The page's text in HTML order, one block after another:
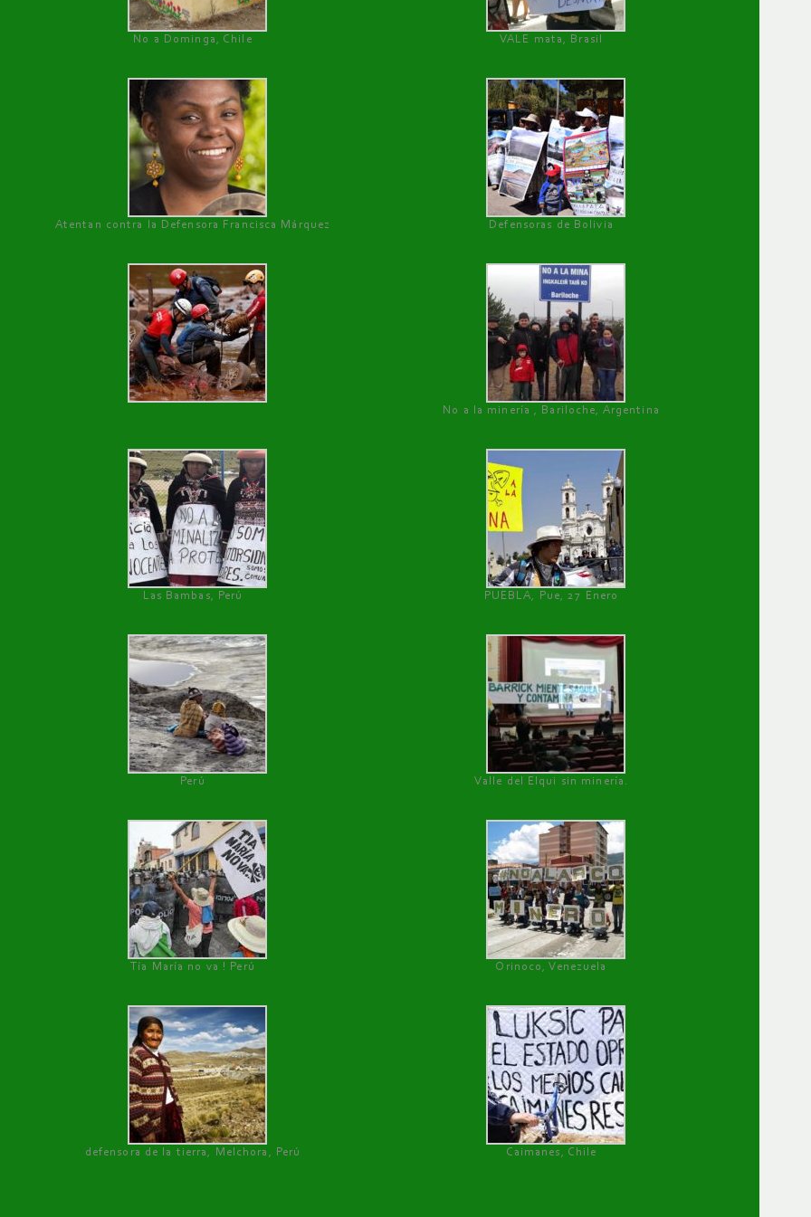
No a Dominga, Chile
VALE mata, Brasil
Atentan contra la Defensora Francisca Márquez Defensoras de Bolivia
No a la minería , Bariloche, Argentina
Las Bambas, Perú PUEBLA, Pue, 27 Enero
Perú Valle del Elqui sin minería.
Tía María no va ! Perú Orinoco, Venezuela
defensora de la tierra, Melchora, Perú Caimanes, Chile